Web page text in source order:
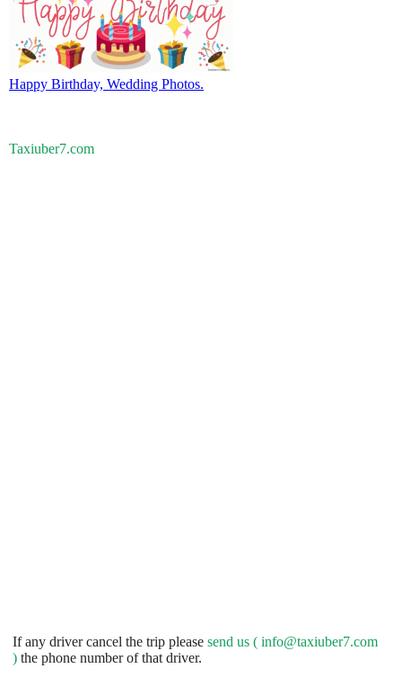
Happy Birthday, Wedding Photos.
Taxiuber7.com
If any driver cancel the trip please send us ( info@taxiuber7.com
) the phone number of that driver.